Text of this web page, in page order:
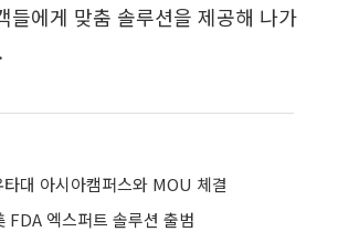
들에게 맞춤 솔루션을 제공해 나가
대 아시아캠퍼스와 MOU 체결
FDA 엑스퍼트 솔루션 출범